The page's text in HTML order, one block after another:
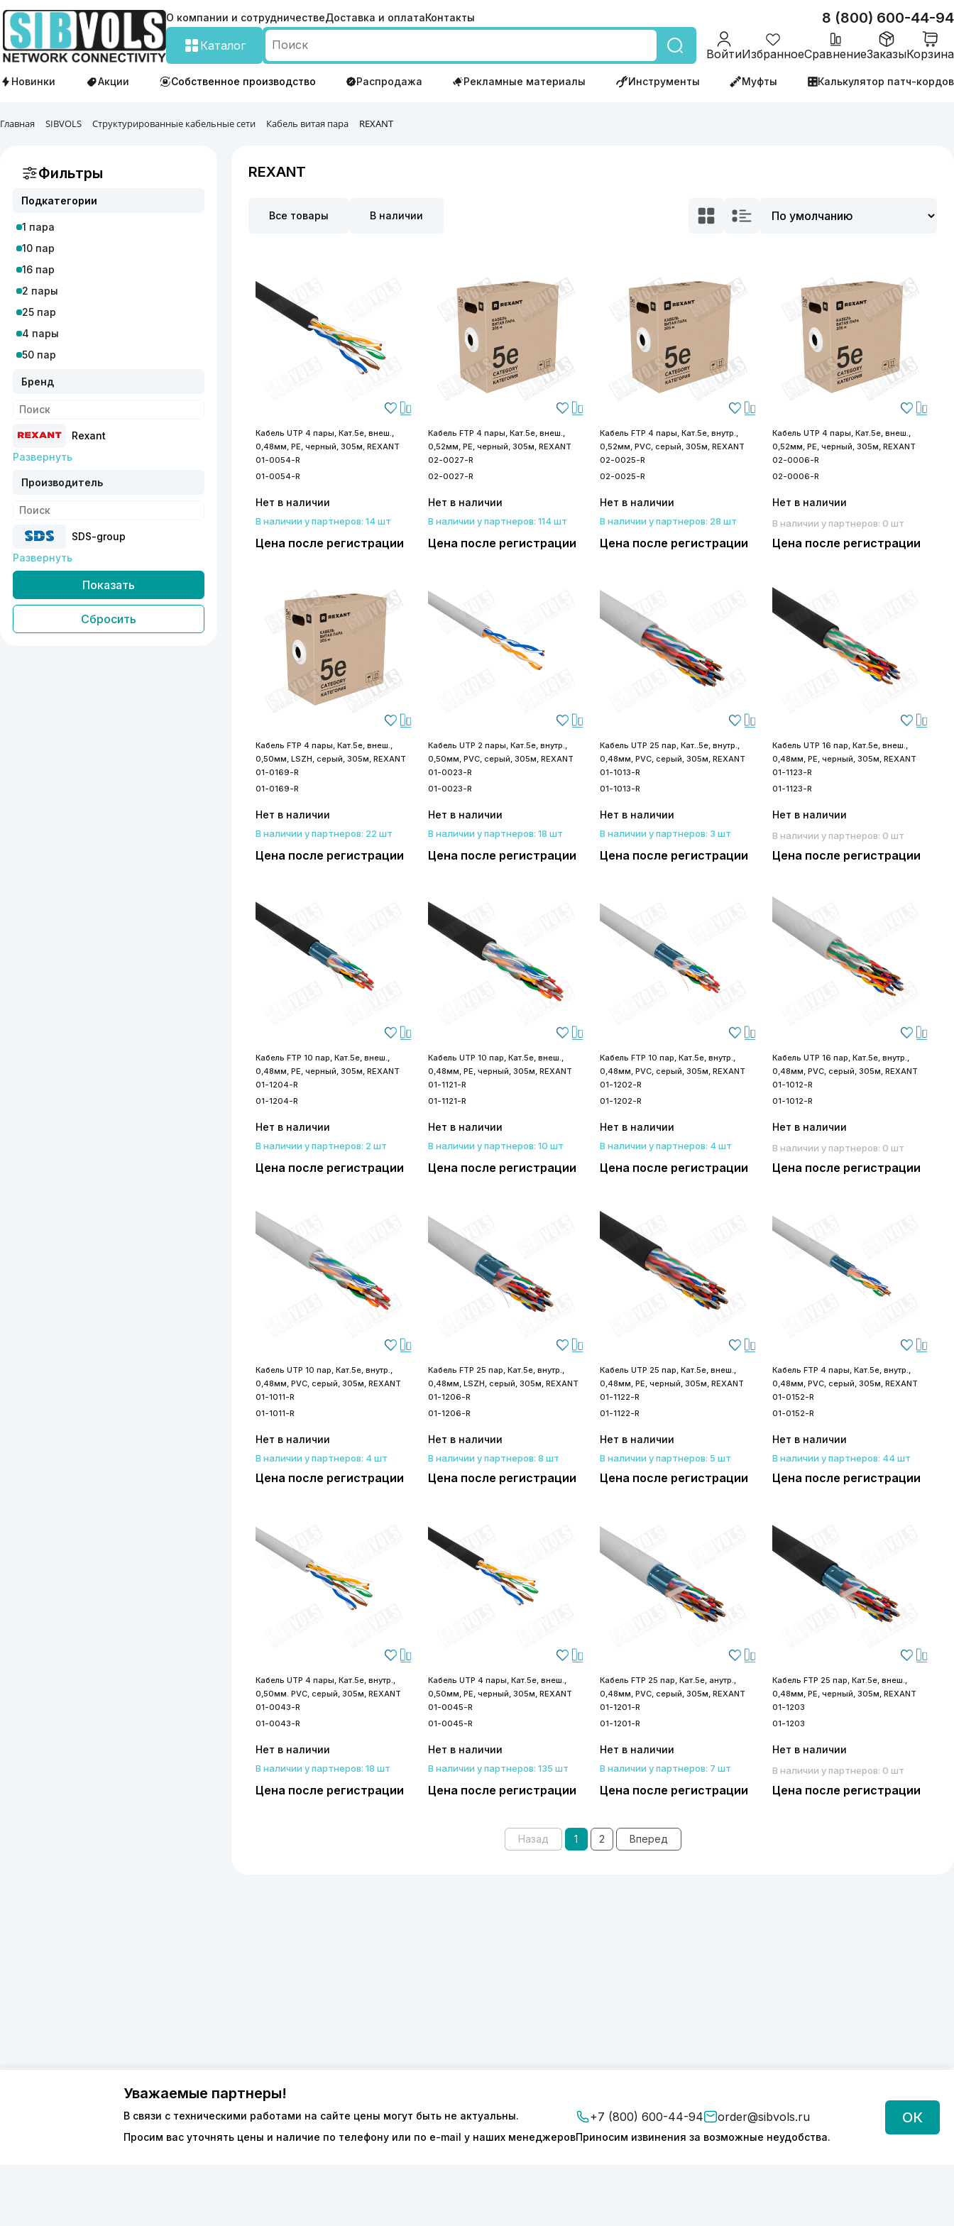
О компании и сотрудничествеДоставка и оплатаКонтакты 8 (800) 600-44-94
Каталог
ВойтиИзбранноеСравнениеЗаказыКорзина
Новинки Акции Собственное производство Распродажа Рекламные материалы Инструменты Муфты Калькулятор патч-кордов
Главная SIBVOLS Структурированные кабельные сети Кабель витая пара REXANT
Фильтры
Подкатегории
1 пара
10 пар
16 пар
2 пары
25 пар
4 пары
50 пар
Бренд
Rexant
Развернуть
Производитель
SDS-group
Развернуть
REXANT
Все товары В наличии
Кабель UTP 4 пары, Кат.5e, внеш.,
0,48мм, PE, черный, 305м, REXANT
01-0054-R
01-0054-R
Нет в наличии
В наличии у партнеров: 14 шт
Цена после регистрации
Кабель FTP 4 пары, Кат.5е, внеш.,
0,52мм, PE, черный, 305м, REXANT
02-0027-R
02-0027-R
Нет в наличии
В наличии у партнеров: 114 шт
Цена после регистрации
Кабель FTP 4 пары, Кат.5е, внутр.,
0,52мм, PVC, серый, 305м, REXANT
02-0025-R
02-0025-R
Нет в наличии
В наличии у партнеров: 28 шт
Цена после регистрации
Кабель UTP 4 пары, Кат.5е, внеш.,
0,52мм, PE, черный, 305м, REXANT
02-0006-R
02-0006-R
Нет в наличии
В наличии у партнеров: 0 шт
Цена после регистрации
Кабель FTP 4 пары, Кат.5е, внеш.,
0,50мм, LSZH, серый, 305м, REXANT
01-0169-R
01-0169-R
Нет в наличии
В наличии у партнеров: 22 шт
Цена после регистрации
Кабель UTP 2 пары, Кат.5е, внутр.,
0,50мм, PVC, серый, 305м, REXANT
01-0023-R
01-0023-R
Нет в наличии
В наличии у партнеров: 18 шт
Цена после регистрации
Кабель UTP 25 пар, Кат..5е, внутр.,
0,48мм, PVC, серый, 305м, REXANT
01-1013-R
01-1013-R
Нет в наличии
В наличии у партнеров: 3 шт
Цена после регистрации
Кабель UTP 16 пар, Кат.5е, внеш.,
0,48мм, PE, черный, 305м, REXANT
01-1123-R
01-1123-R
Нет в наличии
В наличии у партнеров: 0 шт
Цена после регистрации
Кабель FTP 10 пар, Кат.5е, внеш.,
0,48мм, PE, черный, 305м, REXANT
01-1204-R
01-1204-R
Нет в наличии
В наличии у партнеров: 2 шт
Цена после регистрации
Кабель UTP 10 пар, Кат.5е, внеш.,
0,48мм, PE, черный, 305м, REXANT
01-1121-R
01-1121-R
Нет в наличии
В наличии у партнеров: 10 шт
Цена после регистрации
Кабель FTP 10 пар, Кат.5е, внутр.,
0,48мм, PVC, серый, 305м, REXANT
01-1202-R
01-1202-R
Нет в наличии
В наличии у партнеров: 4 шт
Цена после регистрации
Кабель UTP 16 пар, Кат.5е, внутр.,
0,48мм, PVC, серый, 305м, REXANT
01-1012-R
01-1012-R
Нет в наличии
В наличии у партнеров: 0 шт
Цена после регистрации
Кабель UTP 10 пар, Кат.5е, внутр.,
0,48мм, PVC, серый, 305м, REXANT
01-1011-R
01-1011-R
Нет в наличии
В наличии у партнеров: 4 шт
Цена после регистрации
Кабель FTP 25 пар, Кат.5е, внутр.,
0,48мм, LSZH, серый, 305м, REXANT
01-1206-R
01-1206-R
Нет в наличии
В наличии у партнеров: 8 шт
Цена после регистрации
Кабель UTP 25 пар, Кат.5е, внеш.,
0,48мм, PE, черный, 305м, REXANT
01-1122-R
01-1122-R
Нет в наличии
В наличии у партнеров: 5 шт
Цена после регистрации
Кабель FTP 4 пары, Кат.5е, внутр.,
0,48мм, PVC, серый, 305м, REXANT
01-0152-R
01-0152-R
Нет в наличии
В наличии у партнеров: 44 шт
Цена после регистрации
Кабель UTP 4 пары, Кат.5е, внутр.,
0,50мм. PVC, серый, 305м, REXANT
01-0043-R
01-0043-R
Нет в наличии
В наличии у партнеров: 18 шт
Цена после регистрации
Кабель UTP 4 пары, Кат.5е, внеш.,
0,50мм, PE, черный, 305м, REXANT
01-0045-R
01-0045-R
Нет в наличии
В наличии у партнеров: 135 шт
Цена после регистрации
Кабель FTP 25 пар, Кат.5е, анутр.,
0,48мм, PVC, серый, 305м, REXANT
01-1201-R
01-1201-R
Нет в наличии
В наличии у партнеров: 7 шт
Цена после регистрации
Кабель FTP 25 пар, Кат.5е, внеш.,
0,48мм, PE, черный, 305м, REXANT
01-1203
01-1203
Нет в наличии
В наличии у партнеров: 0 шт
Цена после регистрации
Назад 1 2 Вперед
Уважаемые партнеры!
В связи с техническими работами на сайте цены могут быть не актуальны.
Просим вас уточнять цены и наличие по телефону или по e-mail у наших менеджеров
+7 (800) 600-44-94 order@sibvols.ru
Приносим извинения за возможные неудобства.
ОК
8 (800) 600-44-94
О компании
Каталог
Контакты